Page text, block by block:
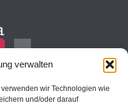
verwalten
wir Technologien wie
und/oder darauf